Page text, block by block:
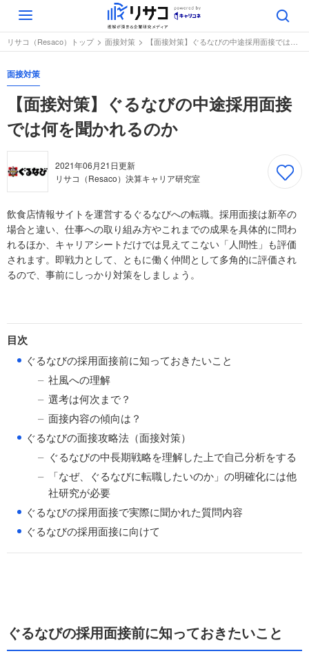
Toggle
navigation
リサコ（Resaco）トップ 面接対策 【面接対策】ぐるなびの中途採用面接では何を聞かれるのか
面接対策
【面接対策】ぐるなびの中途採用面接
では何を聞かれるのか
2021年06月21日更新
リサコ（Resaco）決算キャリア研究室
飲食店情報サイトを運営するぐるなびへの転職。採用面接は新卒の
場合と違い、仕事への取り組み方やこれまでの成果を具体的に問わ
れるほか、キャリアシートだけでは見えてこない「人間性」も評価
されます。即戦力として、ともに働く仲間として多角的に評価され
るので、事前にしっかり対策をしましょう。
目次
● ぐるなびの採用面接前に知っておきたいこと
社風への理解
選考は何次まで？
面接内容の傾向は？
● ぐるなびの面接攻略法（面接対策）
ぐるなびの中長期戦略を理解した上で自己分析をする
「なぜ、ぐるなびに転職したいのか」の明確化には他
社研究が必要
● ぐるなびの採用面接で実際に聞かれた質問内容
● ぐるなびの採用面接に向けて
ぐるなびの採用面接前に知っておきたいこと